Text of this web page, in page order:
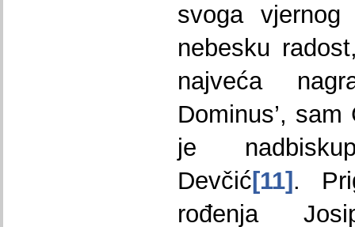
svoga
nebesku
najveća
Dominus’, sam
je
Devčić[11] .
rođenja